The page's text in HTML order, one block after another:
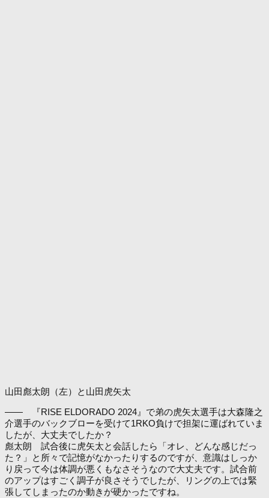
山田彪太朗（左）と山田虎矢太
―― 『RISE ELDORADO 2024』で弟の虎矢太選手は大森隆之
介選手のバックブローを受けて1RKO負けで担架に運ばれていま
したが、大丈夫でしたか？
彪太朗 試合後に虎矢太と会話したら「オレ、どんな感じだっ
た？」と所々で記憶がなかったりするのですが、意識はしっか
り戻って今は体調が悪くもなさそうなので大丈夫です。試合前
のアップはすごく調子が良さそうでしたが、リングの上では緊
張してしまったのか動きが硬かったですね。